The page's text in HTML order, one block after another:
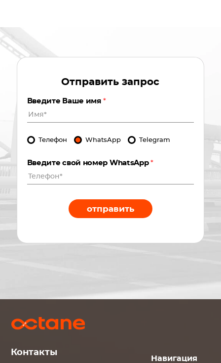
Отправить запрос
Введите Ваше имя *
Телефон WhatsApp Telegram
Введите свой номер WhatsApp*
отправить
Контакты
Навигация